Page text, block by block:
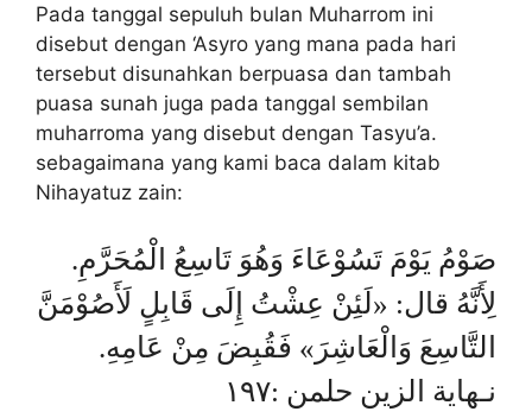
Pada tanggal sepuluh bulan Muharrom ini
disebut dengan ‘Asyro yang mana pada hari
tersebut disunahkan berpuasa dan tambah
puasa sunah juga pada tanggal sembilan
muharroma yang disebut dengan Tasyu’a.
sebagaimana yang kami baca dalam kitab
Nihayatuz zain:
صَوْمُ يَوْمَ تَسُوْعَاءَ وَهُوَ تَاسِعُ الْمُحَرَّمِ.
لِأَنَّهُ قال: «لَئِنْ عِشْتُ إِلَى قَابِلٍ لَأَصُوْمَنَّ
التَّاسِعَ وَالْعَاشِرَ» فَقُبِضَ مِنْ عَامِهِ.
نـهاية الزين حلمن :١٩٧